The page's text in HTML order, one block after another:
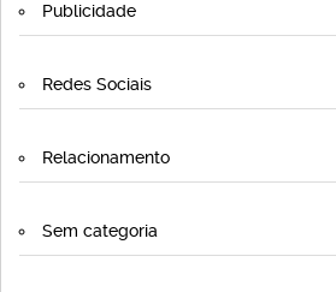
Publicidade
Redes Sociais
Relacionamento
Sem categoria